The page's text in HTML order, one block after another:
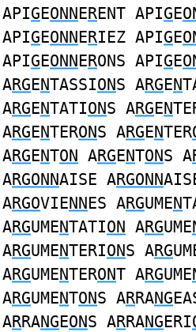
APIGEONNERENT APIGE
APIGEONNERIEZ APIGE
APIGEONNERONS APIGE
ARGENTASSIONS ARGEN
ARGENTATIONS ARGEN
ARGENTERONS ARGENTER
ARGENTON ARGENTONS A
ARGONNAISE ARGONN
ARGOVIENNES ARGUMEN
ARGUMENTATION ARGUME
ARGUMENTERIONS ARG
ARGUMENTERONT ARGUME
ARGUMENTONS ARRANG
ARRANGEONS ARRANGERI